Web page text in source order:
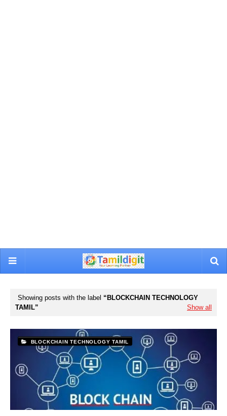
Showing posts with the label
BLOCKCHAIN TECHNOLOGY
TAMIL
Show all
BLOCKCHAIN TECHNOLOGY TAMIL